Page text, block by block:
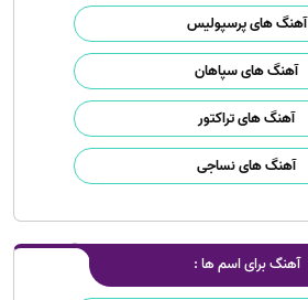
آهنگ های پرسپولیس
آهنگ های سپاهان
آهنگ های تراکتور
آهنگ های نساجی
آهنگ برای اسم ها :